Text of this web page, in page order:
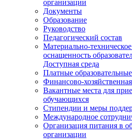
организации
Документы
Образование
Руководство
Педагогический состав
Материально-
оснащенность
Доступная среда
Платные
Финансово-
Вакантные места для
обучающихся
Стипендии и меры
Международное
Организация питания в
организации